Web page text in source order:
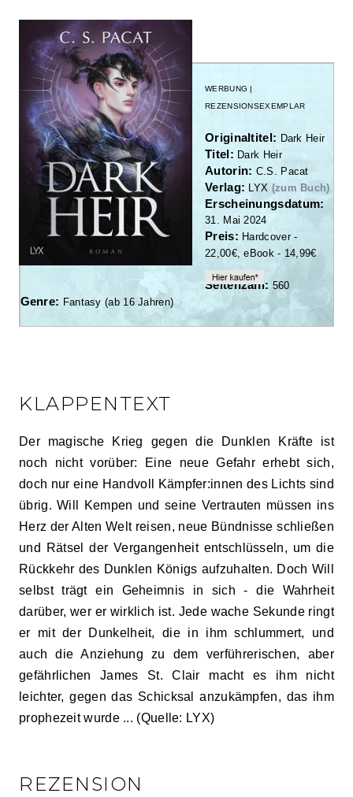
WERBUNG |
REZENSIONSEXEMPLAR
Originaltitel: Dark Heir
Titel: Dark Heir
Autorin: C.S. Pacat
Verlag: LYX (zum Buch)
Erscheinungsdatum:
31. Mai 2024
Preis: Hardcover -
22,00€, eBook - 14,99€
Seitenzahl: 560
Genre: Fantasy (ab 16 Jahren)
KLAPPENTEXT
Der magische Krieg gegen die Dunklen Kräfte ist
noch nicht vorüber: Eine neue Gefahr erhebt sich,
doch nur eine Handvoll Kämpfer:innen des Lichts sind
übrig. Will Kempen und seine Vertrauten müssen ins
Herz der Alten Welt reisen, neue Bündnisse schließen
und Rätsel der Vergangenheit entschlüsseln, um die
Rückkehr des Dunklen Königs aufzuhalten. Doch Will
selbst trägt ein Geheimnis in sich - die Wahrheit
darüber, wer er wirklich ist. Jede wache Sekunde ringt
er mit der Dunkelheit, die in ihm schlummert, und
auch die Anziehung zu dem verführerischen, aber
gefährlichen James St. Clair macht es ihm nicht
leichter, gegen das Schicksal anzukämpfen, das ihm
prophezeit wurde ... (Quelle: LYX)
REZENSION